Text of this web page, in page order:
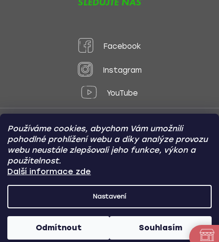
Používáme cookies, abychom Vám umožnili
pohodlné prohlížení webu a díky analýze provozu
webu neustále zlepšovali jeho funkce, výkon a
použitelnost.
Další informace zde
Nastavení
Odmítnout Souhlasím
Facebook
Instagram
YouTube
Způsoby platby:
Online
Převod
Dobírka
Copyright (c) 2012 -2026 CARVIN AUTODOPLŇKY- Všechna
Nakódoval Pavel Kuneš